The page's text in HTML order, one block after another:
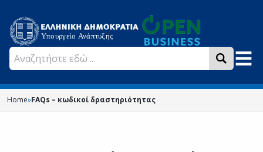
Home»FAQs – κωδικοί δραστηριότητας